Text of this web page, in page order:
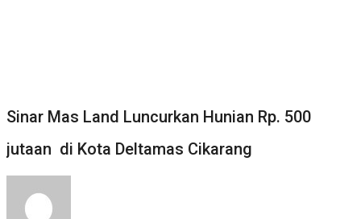
Sinar Mas Land Luncurkan Hunian Rp. 500
jutaan di Kota Deltamas Cikarang